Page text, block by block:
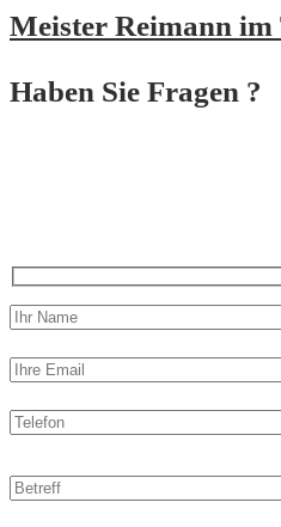
Meister Reimann
Haben Sie Fragen ?